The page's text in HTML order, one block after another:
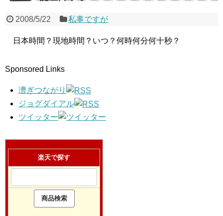
2008/5/22 私事ですが
日本時間？現地時間？いつ？何時何分何十秒？
Sponsored Links
漕ぎつながり
ジョグダイアル
ツイッター
楽天で探す